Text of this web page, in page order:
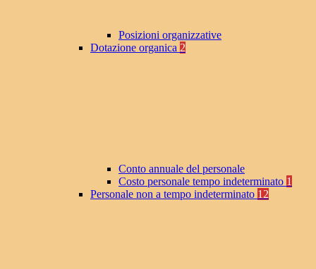
Posizioni organizzative
Dotazione organica 2
Conto annuale del personale
Costo personale tempo indeterminato 1
Personale non a tempo indeterminato 12